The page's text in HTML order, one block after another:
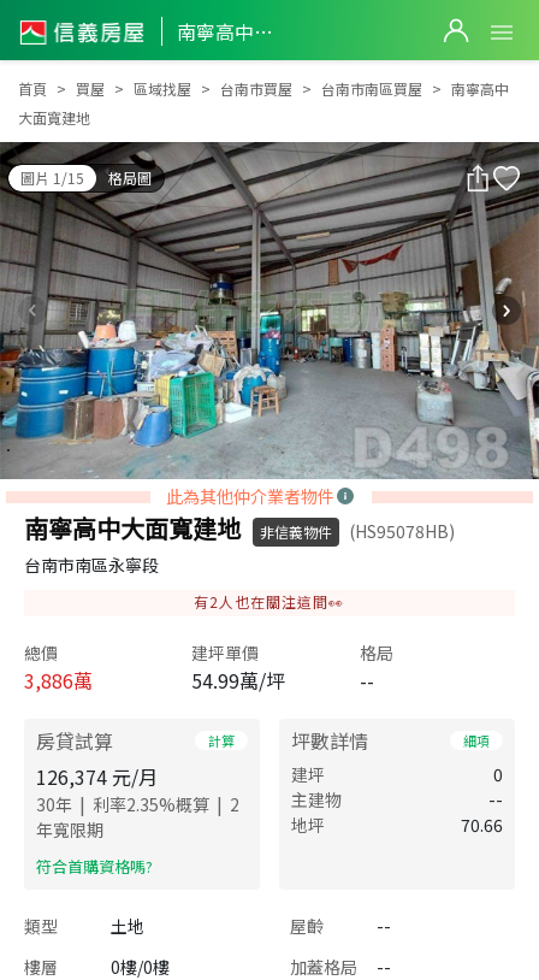
南寧高中大面寬建地
南寧高中大面寬建地
首頁 買屋 區域找屋 台南市買屋 台南市南區買屋
南寧高中
大面寬建地
圖片 1/15 格局圖
此為其他仲介業者物件
南寧高中大面寬建地 非信義物件
(HS95078HB)
台南市南區永寧段
有2 人也在關注這間👀
總價
3,886萬
建坪單價
54.99萬/坪
格局
--
房貸試算 計算
126,374 元/月
30年 | 利率2.35%概算 | 2
年寬限期
​符合首購資格嗎?
坪數詳情 細項
建坪
0
主建物
--
地坪
70.66
類型 土地 屋齡
--
樓層
0樓/0樓 加蓋格局
--